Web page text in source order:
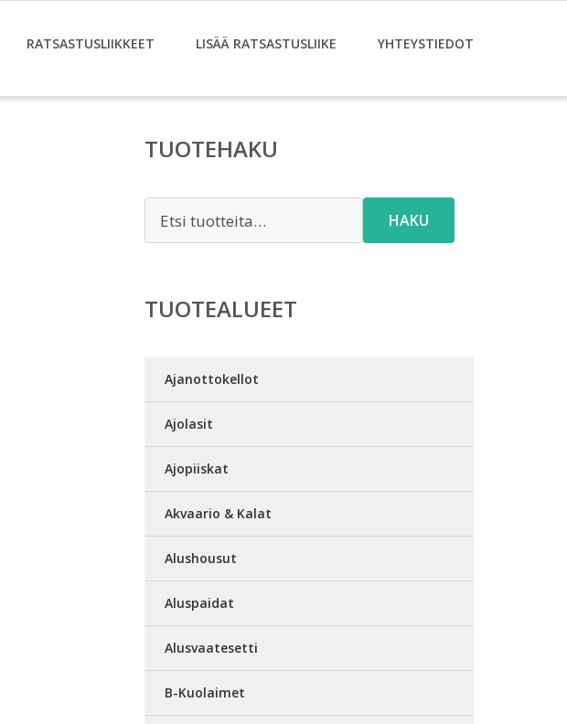
RATSASTUSLIIKKEET LISÄÄ RATSASTUSLIIKE YHTEYSTIEDOT
TUOTEHAKU
HAKU
TUOTEALUEET
Ajanottokellot
Ajolasit
Ajopiiskat
Akvaario & Kalat
Alushousut
Aluspaidat
Alusvaatesetti
B-Kuolaimet